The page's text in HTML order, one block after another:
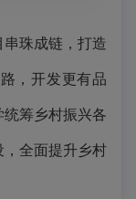
珠成链，打造
，开发更有品
筹乡村振兴各
全面提升乡村